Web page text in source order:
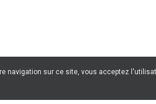
navigation sur ce site, vous acceptez